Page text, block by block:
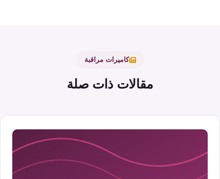
كاميرات مراقبة
مقالات ذات صلة